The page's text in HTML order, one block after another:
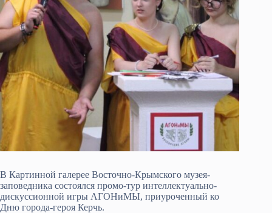
В Картинной галерее Восточно-Крымского музея-
заповедника состоялся промо-тур интеллектуально-
дискуссионной игры АГОНиМЫ, приуроченный ко
Дню города-героя Керчь.